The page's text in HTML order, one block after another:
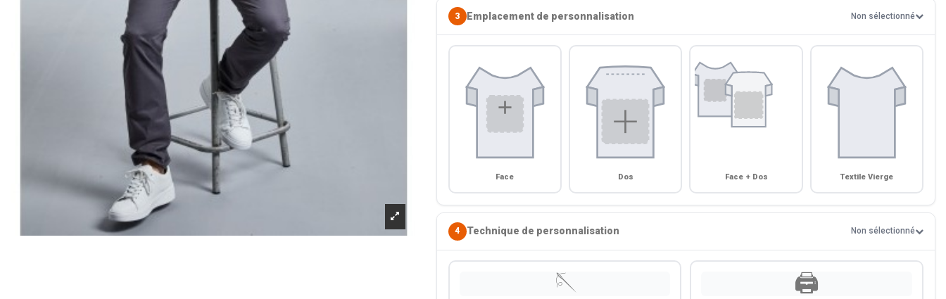
3 Emplacement de personnalisation Non sélectionné
Face Dos Face + Dos Textile Vierge
4 Technique de personnalisation Non sélectionné
🪡 🖨️